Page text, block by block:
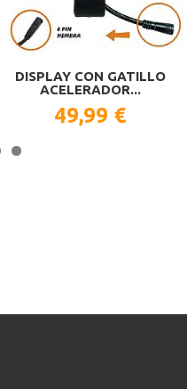
D​ISPLAY CON GATILLO
ACELERADOR...
49,99 €